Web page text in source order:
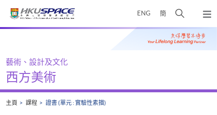
ENG 簡
開
搜
尋
彈
出
主
Main
藝術、設計及文化
西方美術
主頁 課程 證書 (單元 : 實驗性素描)